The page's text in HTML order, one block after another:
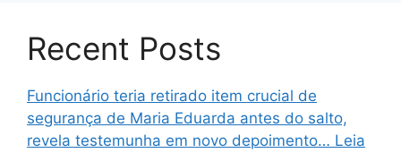
Recent Posts
Funcionário teria retirado item crucial de
segurança de Maria Eduarda antes do salto,
revela testemunha em novo depoimento… Leia